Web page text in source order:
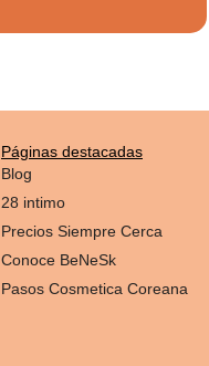
Páginas destacadas
Blog
28 intimo
Precios Siempre Cerca
Conoce BeNeSk
Pasos Cosmetica Coreana